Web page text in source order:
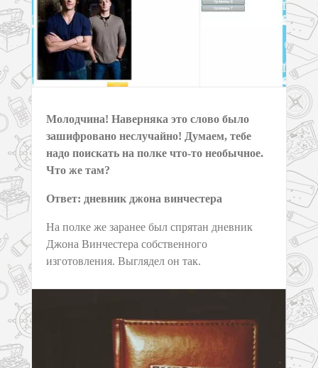
Молодчина! Наверняка это слово было
зашифровано неслучайно! Думаем, тебе
надо поискать на полке что-то необычное.
Что же там?
Ответ: дневник джона винчестера
На полке же заранее был спрятан дневник
Джона Винчестера собственного
изготовления. Выглядел он так.